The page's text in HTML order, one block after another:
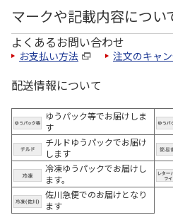
マークや記載内容につい
よくあるお問い合わせ
お支払い方法 注文のキャ
配送情報について
ゆうパック等でお届けしま
す
チルドゆうパックでお届け
します
冷凍ゆうパックでお届けし
ます。
佐川急便でのお届けとなり
ます